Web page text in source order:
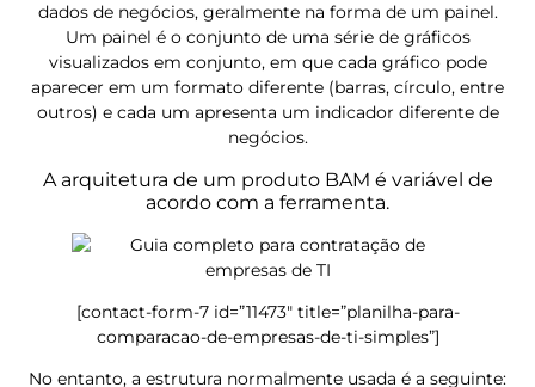
dados de negócios, geralmente na forma de um painel.
Um painel é o conjunto de uma série de gráficos
visualizados em conjunto, em que cada gráfico pode
aparecer em um formato diferente (barras, círculo, entre
outros) e cada um apresenta um indicador diferente de
negócios.
A arquitetura de um produto BAM é variável de
acordo com a ferramenta.
[contact-form-7 id=”11473″ title=”planilha-para-
comparacao-de-empresas-de-ti-simples”]
No entanto, a estrutura normalmente usada é a seguinte: